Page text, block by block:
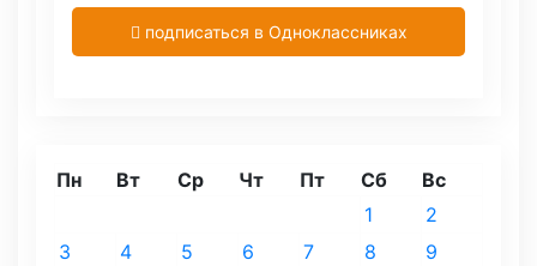
подписаться в Одноклассниках
Пн Вт Ср Чт Пт Сб Вс
1
2
3
4 5 6 7 8
9